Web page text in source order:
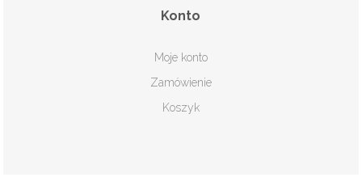
Konto
Moje konto
Zamówienie
Koszyk